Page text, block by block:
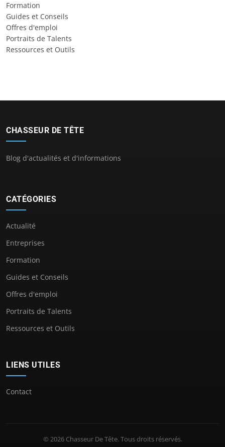
Formation
Guides et Conseils
Offres d'emploi
Portraits de Talents
Ressources et Outils
CHASSEUR DE TÊTE
Blog d'actualités et d'informations
CATÉGORIES
Actualité
Entreprises
Formation
Guides et Conseils
Offres d'emploi
Portraits de Talents
Ressources et Outils
LIENS UTILES
Contact
© 2026 Chasseur De Tête. Tous droits réservés.